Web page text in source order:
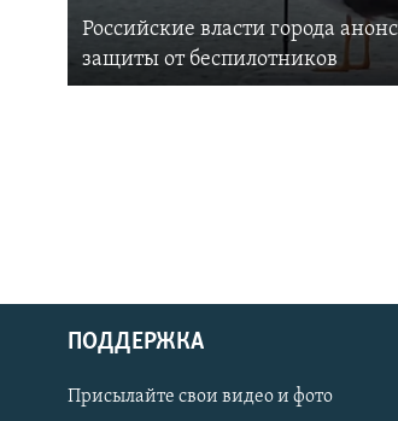
Українською
Российские власти города
защиты от беспилотников
ПОДДЕРЖКА
Присылайте свои видео и фото